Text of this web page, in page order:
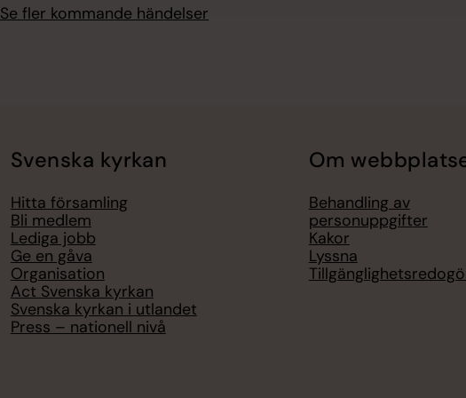
Se fler kommande händelser
Svenska kyrkan
Hitta församling
Bli medlem
Lediga jobb
Ge en gåva
Organisation
Act Svenska kyrkan
Svenska kyrkan i utlandet
Press – nationell nivå
Om
Behandling av
personuppgifter
Kakor
Lyssna